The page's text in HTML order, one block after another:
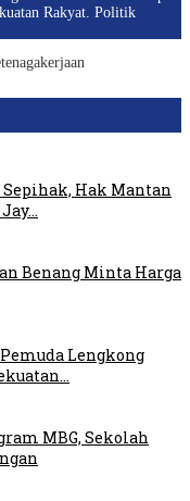
Rakyat. Politik
Hak Mantan
Benang Minta Harga
Pemuda Lengkong
MBG, Sekolah